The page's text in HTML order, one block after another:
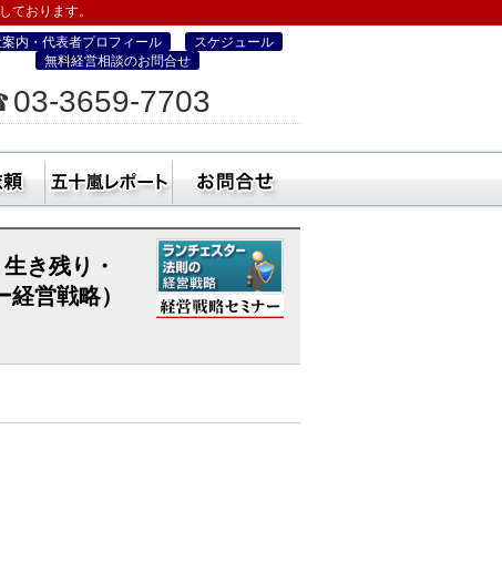
ております。
ス
内・代表者プロフィール
スケジュール
無料経営相談のお問合せ
03-3659-7703
・町コン経営塾）
ナー 社員研修・講師依頼五十嵐レポート
き残り・
営戦略）